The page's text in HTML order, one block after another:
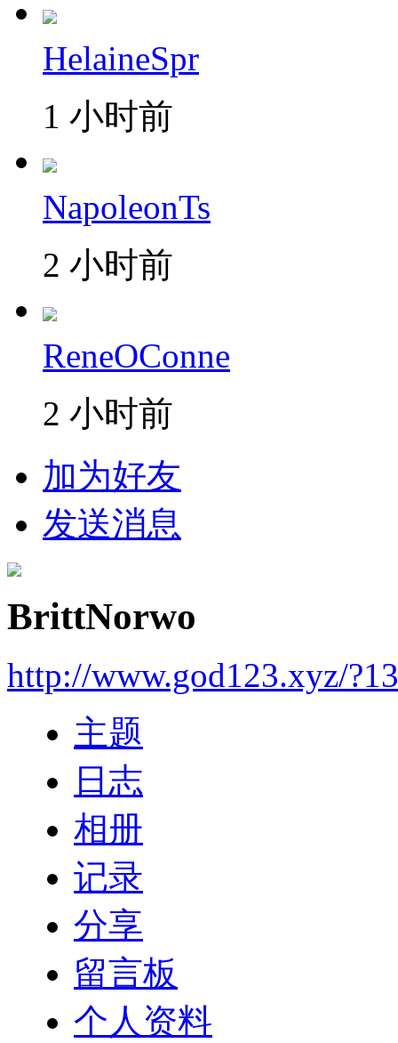
HelaineSpr
1 小时前
NapoleonTs
2 小时前
ReneOConne
2 小时前
加为好友
发送消息
BrittNorwo
http://www.god123.xyz/
主题
日志
相册
记录
分享
留言板
个人资料